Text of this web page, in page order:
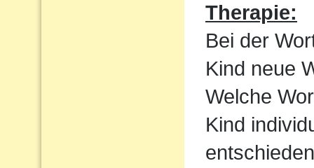
Therapie:
Bei der
Kind neue
Welche
Kind